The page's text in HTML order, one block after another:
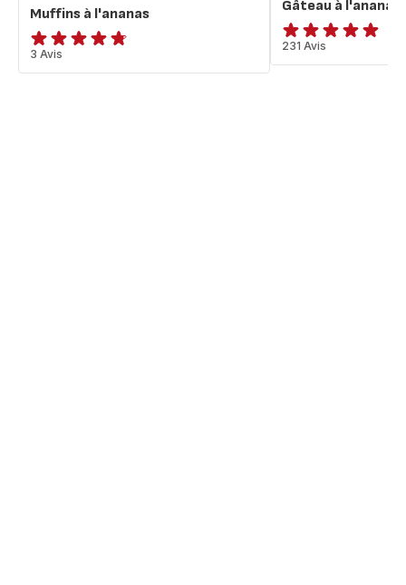
Muffins à l'ananas
ratings.4.7
3 Avis
Gâteau à l'ananas
ratings.4.9
231 Avis